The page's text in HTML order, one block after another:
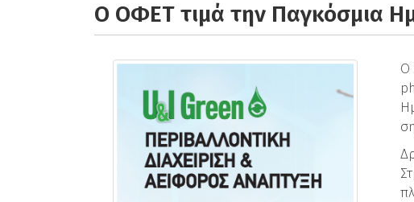
Ο ΟΦΕΤ τιμά την Παγκόσμια
Ο